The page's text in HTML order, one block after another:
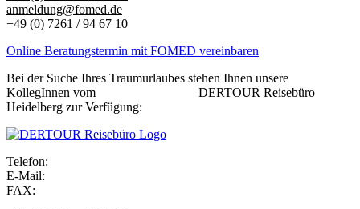
anmeldung@fomed.de
+49 (0) 7261 / 94 67 10
Online Beratungstermin mit FOMED vereinbaren
Bei der Suche Ihres Traumurlaubes stehen Ihnen unsere
KollegInnen vom DERTOUR Reisebüro
Heidelberg zur Verfügung:
Telefon:
E-Mail:
FAX: